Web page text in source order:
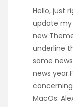
Hello, just
update my
new
underline
some
news
MacOs: